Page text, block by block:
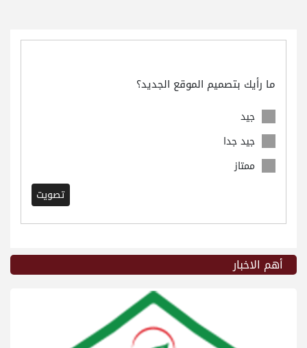
ما رأيك بتصميم الموقع الجديد؟
جيد
جيد جدا
ممتاز
تصويت
أهم الاخبار